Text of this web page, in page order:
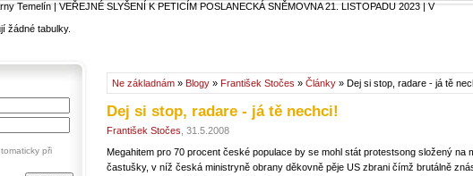
Temelín|VEŘEJNÉ SLYŠENÍ K PETICÍM POSLANECKÁ SNĚMOVNA 21. LISTOPADU 2023|V
žádné tabulky.
Ne základnám » Blogy » František Stočes » Články » Dej si stop, radare - já tě
Dej si stop, radare - já tě nechci!
František Stočes , 31.5.2008
Megahitem pro 70 procent české populace by se mohl stát protestsong složený na
častušky, v níž česká ministryně obrany děkovně pěje US zbrani čímž brutálně
při